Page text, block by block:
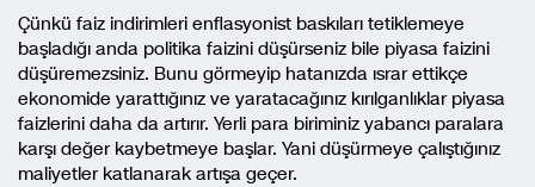
Çünkü faiz indirimleri enflasyonist baskıları tetiklemeye
başladığı anda politika faizini düşürseniz bile piyasa faizini
düşüremezsiniz. Bunu görmeyip hatanızda ısrar ettikçe
ekonomide yarattığınız ve yaratacağınız kırılganlıklar piyasa
faizlerini daha da artırır. Yerli para biriminiz yabancı paralara
karşı değer kaybetmeye başlar. Yani düşürmeye çalıştığınız
maliyetler katlanarak artışa geçer.